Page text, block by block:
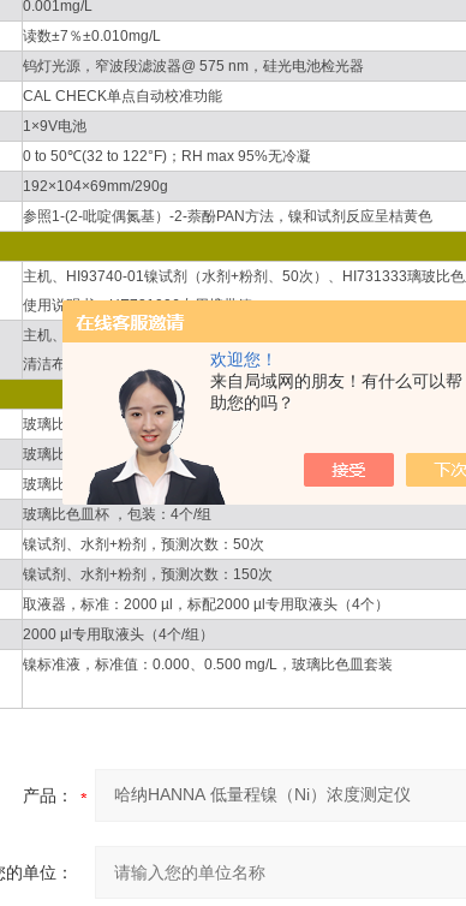
欢迎您！
来自局域网的朋友！有什么可以帮
助您的吗？
0.001mg/L
读数±7％±0.010mg/L
钨灯光源，窄波段滤波器@ 575 nm，硅光电池检光器
CAL CHECK单点自动校准功能
1×9V电池
0 to 50℃(32 to 122°F)；RH max 95%无冷凝
192×104×69mm/290g
参照1-(2-吡啶偶氮基）-2-萘酚PAN方法，镍和试剂反应呈桔黄色
主机、HI93740-01镍试剂（水剂+粉剂、50次）、HI731333璃玻比
使用说明书、HE721006专用携带箱
主机、HI93740-01镍试剂（水剂+粉剂、50次）、HI96740-11镍标
清洁布（2块）、中英文使用说明书、HE721010专用携带箱
玻璃比色皿清洗液，500 mL
玻璃比色皿专用清洗布、规格：4块/组
玻璃比色皿（杯+盖），包装：4个/组
玻璃比色皿杯 ，包装：4个/组
镍试剂、水剂+粉剂，预测次数：50次
镍试剂、水剂+粉剂，预测次数：150次
取液器，标准：2000 µl，标配2000 µl专用取液头（4个）
2000 µl专用取液头（4个/组）
镍标准液，标准值：0.000、0.500 mg/L，玻璃比色皿套装
产品：
的单位：